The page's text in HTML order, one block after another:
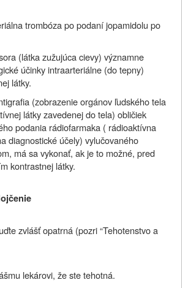
trombóza po podaní jopamidolu po
(látka zužujúca cievy) významne
účinky intraarteriálne (do tepny)
látky.
(zobrazenie orgánov ľudského tela
látky zavedenej do tela) obličiek
podania rádiofarmaka ( rádioaktívna
diagnostické účely) vylučovaného
má sa vykonať, ak je to možné, pred
kontrastnej látky.
zvlášť opatrná (pozri “Tehotenstvo a
lekárovi, že ste tehotná.